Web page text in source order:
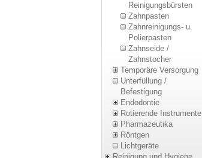
Reinigungsbürsten
Zahnpasten
Zahnreinigungs- u.
Polierpasten
Zahnseide /
Zahnstocher
Temporäre Versorgung
Unterfüllung /
Befestigung
Endodontie
Rotierende Instrumente
Pharmazeutika
Röntgen
Lichtgeräte